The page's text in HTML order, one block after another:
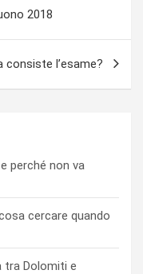
2018
consiste l’esame?
perché non va
cercare quando
tra Dolomiti e